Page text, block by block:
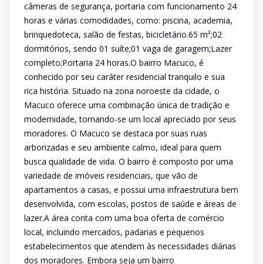
câmeras de segurança, portaria com funcionamento 24
horas e várias comodidades, como: piscina, academia,
brinquedoteca, salão de festas, bicicletário.65 m²;02
dormitórios, sendo 01 suíte;01 vaga de garagem;Lazer
completo;Portaria 24 horas.O bairro Macuco, é
conhecido por seu caráter residencial tranquilo e sua
rica história. Situado na zona noroeste da cidade, o
Macuco oferece uma combinação única de tradição e
modernidade, tornando-se um local apreciado por seus
moradores. O Macuco se destaca por suas ruas
arborizadas e seu ambiente calmo, ideal para quem
busca qualidade de vida. O bairro é composto por uma
variedade de imóveis residenciais, que vão de
apartamentos a casas, e possui uma infraestrutura bem
desenvolvida, com escolas, postos de saúde e áreas de
lazer.A área conta com uma boa oferta de comércio
local, incluindo mercados, padarias e pequenos
estabelecimentos que atendem às necessidades diárias
dos moradores. Embora seja um bairro